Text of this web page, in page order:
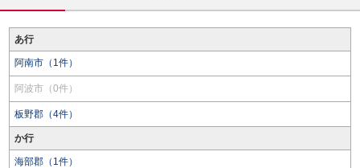
あ行
阿南市（1件）
阿波市（0件）
板野郡（4件）
か行
海部郡（1件）